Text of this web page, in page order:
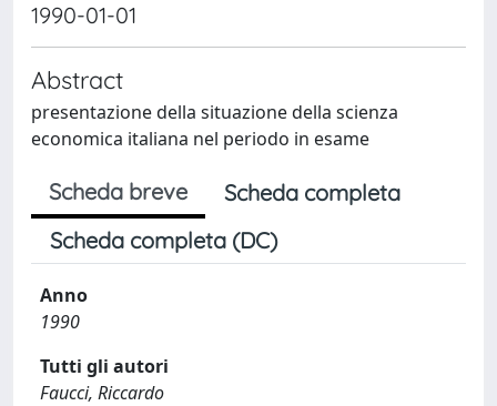
1990-01-01
Abstract
presentazione della situazione della scienza
economica italiana nel periodo in esame
Scheda breve
Scheda completa
Scheda completa (DC)
Anno
1990
Tutti gli autori
Faucci, Riccardo